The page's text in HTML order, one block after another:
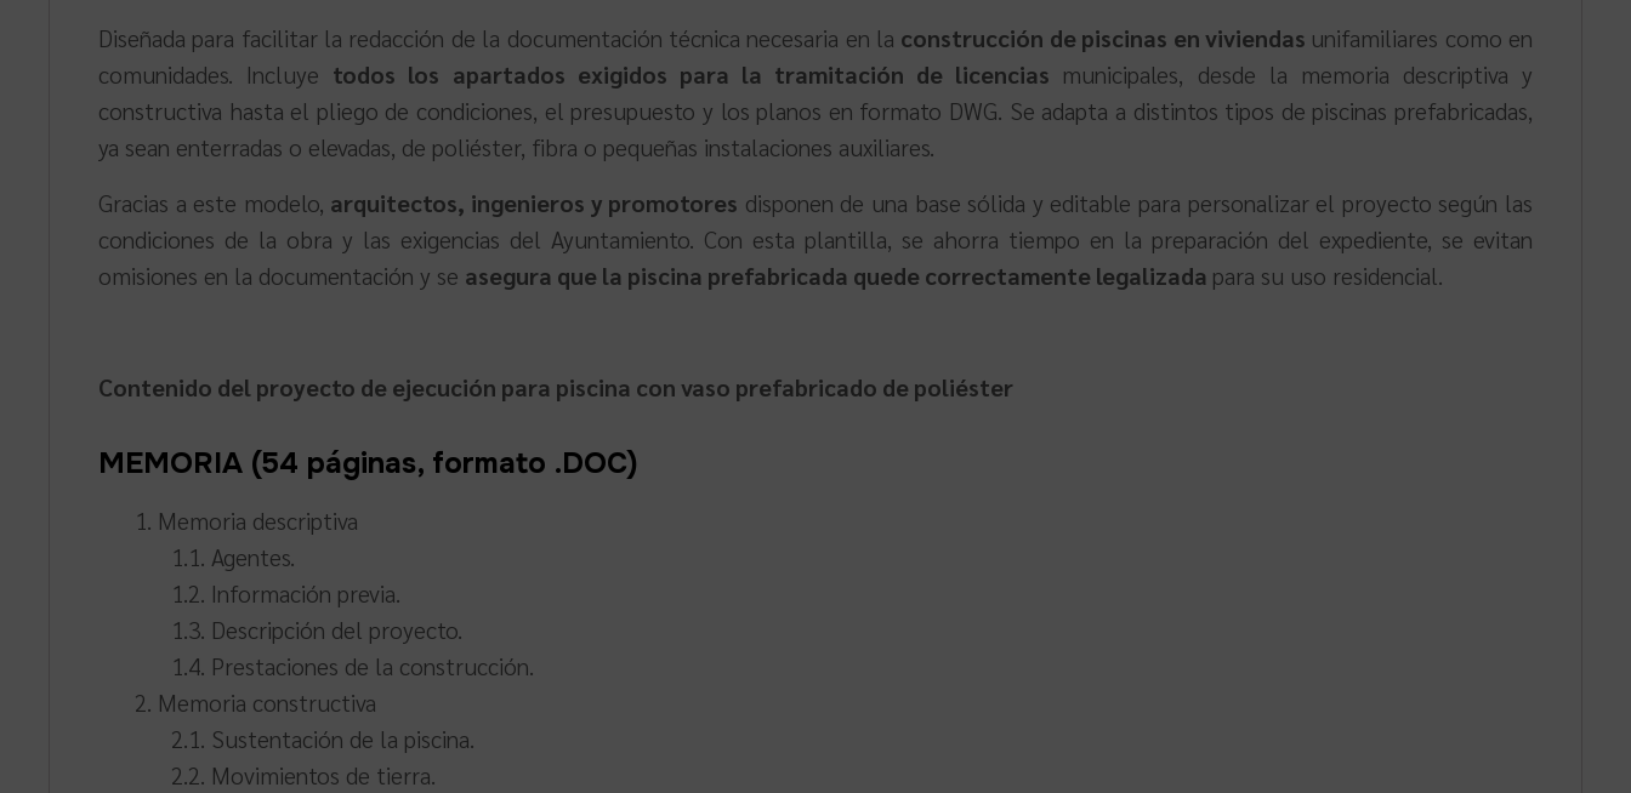
Diseñada para facilitar la redacción de la documentación técnica necesaria en la construcción de piscinas en viviendas unifamiliares como en
comunidades. Incluye todos los apartados exigidos para la tramitación de licencias municipales, desde la memoria descriptiva y
constructiva hasta el pliego de condiciones, el presupuesto y los planos en formato DWG. Se adapta a distintos tipos de piscinas prefabricadas,
ya sean enterradas o elevadas, de poliéster, fibra o pequeñas instalaciones auxiliares.
Gracias a este modelo, arquitectos, ingenieros y promotores disponen de una base sólida y editable para personalizar el proyecto según las
condiciones de la obra y las exigencias del Ayuntamiento. Con esta plantilla, se ahorra tiempo en la preparación del expediente, se evitan
omisiones en la documentación y se asegura que la piscina prefabricada quede correctamente legalizada para su uso residencial.
Contenido del proyecto de ejecución para piscina con vaso prefabricado de poliéster
MEMORIA (54 páginas, formato .DOC)
1. Memoria descriptiva
1.1. Agentes.
1.2. Información previa.
1.3. Descripción del proyecto.
1.4. Prestaciones de la construcción.
2. Memoria constructiva
2.1. Sustentación de la piscina.
2.2. Movimientos de tierra.